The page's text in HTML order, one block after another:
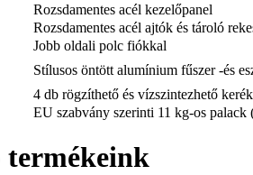
Rozsdamentes acél kezelőpanel
Rozsdamentes acél ajtók és tároló
Jobb oldali polc fiókkal
Stílusos öntött alumínium fűszer -és
4 db rögzíthető és vízszintezhető kerék
EU szabvány szerinti 11 kg-os
termékeink